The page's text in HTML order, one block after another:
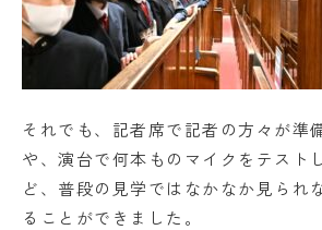
それでも、記者席で記者の方々が準
や、演台で何本ものマイクをテスト
ど、普段の見学ではなかなか見られ
ることができました。